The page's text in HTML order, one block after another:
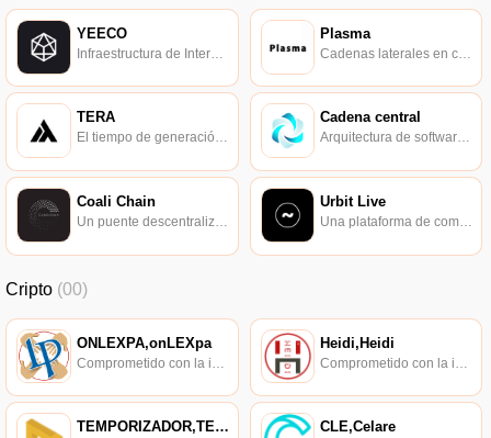
YEECO
Infraestructura de Internet descentralizada y de alto rendimiento.
Plasma
TERA
El tiempo de generación del bloque es de 1 s, el tiempo de confirmación es de 8 s y no hay tarifa de transferencia.
Cadena central
Arquitectura de software y hardware de cadena de bloques, incluido el motor de aceleración de chips y la plataforma subyacente de cadena de bloques.
Coali Chain
Un puente descentralizado entre electores y electos.
Urbit Live
Una plataforma de comercio de datos y un navegador web para Planet Urbit.
Cripto (00)
ONLEXPA,onLEXpa Heidi,Heidi
TEMPORIZADOR,TEMPORIZADOR CLE,Celare